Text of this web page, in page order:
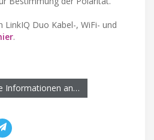
Duo Kabel-, WiFi- und
.
Informationen an…